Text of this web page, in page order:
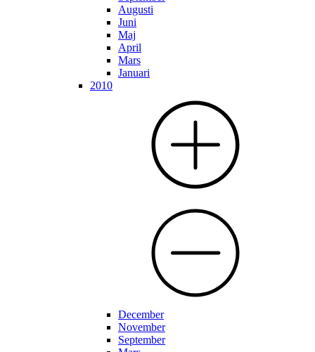
Augusti
Juni
Maj
April
Mars
Januari
2010
December
November
September